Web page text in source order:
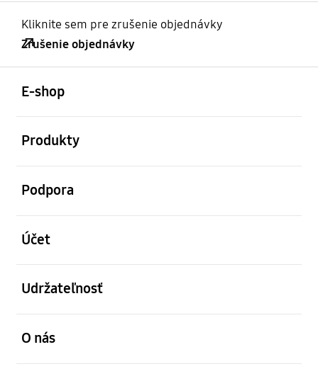
Kliknite sem pre zrušenie objednávky
Zrušenie objednávky
E-shop
Produkty
Podpora
Účet
Udržateľnosť
O nás